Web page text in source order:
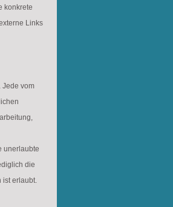
konkrete
Links
Jede vom
unerlaubte
die
ist erlaubt.